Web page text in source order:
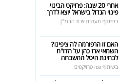
אחרי 20 שנה: פרויקט הבינוי
פינוי הגדול בישראל יוצא לדרך
בשיתוף מערכת זירת הנדל"ן
האם זו הרפורמה לה ציפינו?
השמאי ארז כהן על הדו"ח
לבחינת היטל ההשבחה
בשיתוף ice פרויקטים